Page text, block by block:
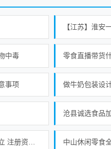
中毒
事项
沧县诚选食品